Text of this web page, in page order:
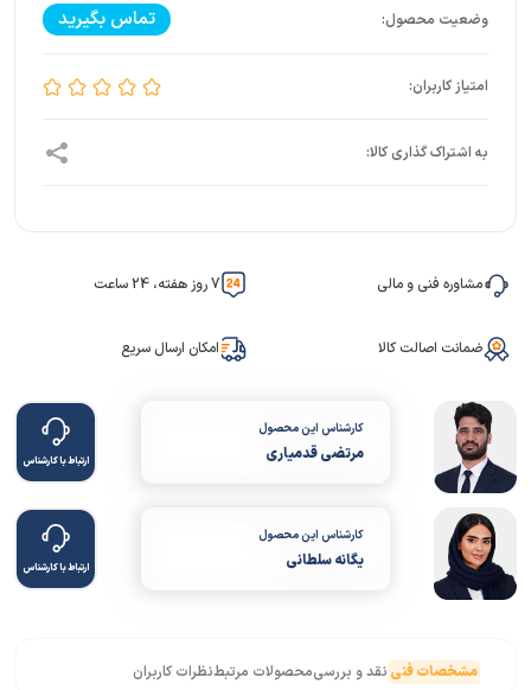
تماس بگیرید
مشاوره فنی و مالی 7 روز هفته، 24 ساعت
ضمانت اصالت کالا امکان ارسال سریع
کارشناس این محصول
مرتضی قدمیاری ارتباط با کارشناس
کارشناس این محصول
یگانه سلطانی ارتباط با کارشناس
مشخصات فنی نقد و بررسیمحصولات مرتبطنظرات کاربران